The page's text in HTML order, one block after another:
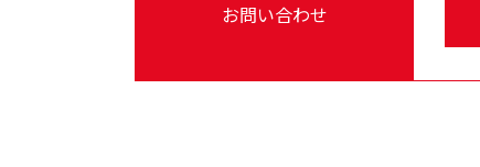
お問い合わせ